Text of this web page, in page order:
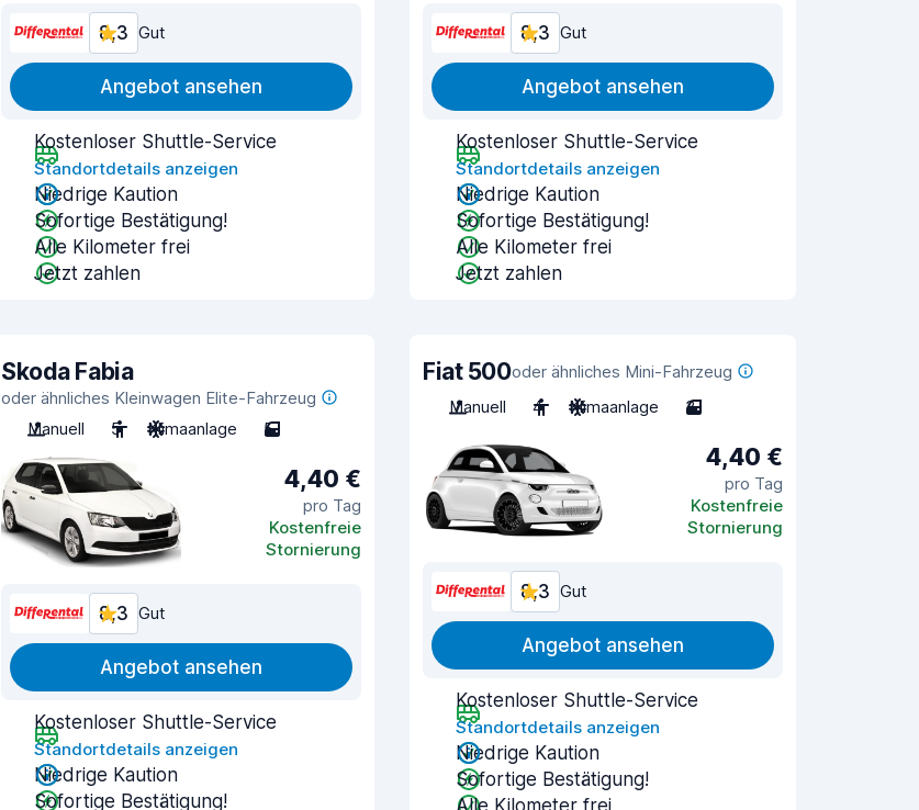
8,3 Gut
Angebot ansehen
Kostenloser Shuttle-Service
Standortdetails anzeigen
Niedrige Kaution
Sofortige Bestätigung!
Alle Kilometer frei
Jetzt zahlen
8,3 Gut
Angebot ansehen
Kostenloser Shuttle-Service
Standortdetails anzeigen
Niedrige Kaution
Sofortige Bestätigung!
Alle Kilometer frei
Jetzt zahlen
Skoda Fabia
oder ähnliches Kleinwagen Elite-Fahrzeug
Manuell
5 Klimaanlage 5
4,40 €
pro Tag
Kostenfreie
Stornierung
8,3 Gut
Angebot ansehen
Kostenloser Shuttle-Service
Standortdetails anzeigen
Niedrige Kaution
Sofortige Bestätigung!
Fiat 500oder ähnliches Mini-Fahrzeug
Manuell
4 Klimaanlage 3
4,40 €
pro Tag
Kostenfreie
Stornierung
8,3 Gut
Angebot ansehen
Kostenloser Shuttle-Service
Standortdetails anzeigen
Niedrige Kaution
Sofortige Bestätigung!
Alle Kilometer frei